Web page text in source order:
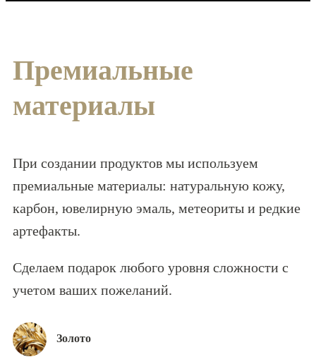
Премиальные
материалы
При создании продуктов мы используем
премиальные материалы: натуральную кожу,
карбон, ювелирную эмаль, метеориты и редкие
артефакты.
Сделаем подарок любого уровня сложности с
учетом ваших пожеланий.
Золото